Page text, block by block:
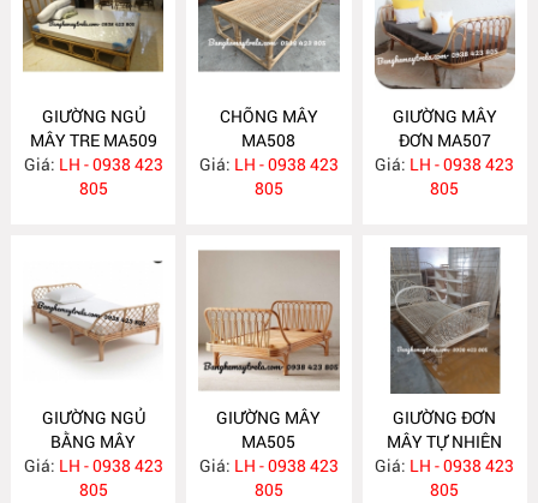
GIƯỜNG NGỦ
MÂY TRE MA509
Giá: LH - 0938 423
805
CHÕNG MÂY
MA508
Giá: LH - 0938 423
805
GIƯỜNG MÂY
ĐƠN MA507
Giá: LH - 0938 423
805
GIƯỜNG NGỦ
BẰNG MÂY
MA506
Giá: LH - 0938 423
805
GIƯỜNG MÂY
MA505
Giá: LH - 0938 423
805
GIƯỜNG ĐƠN
MÂY TỰ NHIÊN
MA504
Giá: LH - 0938 423
805